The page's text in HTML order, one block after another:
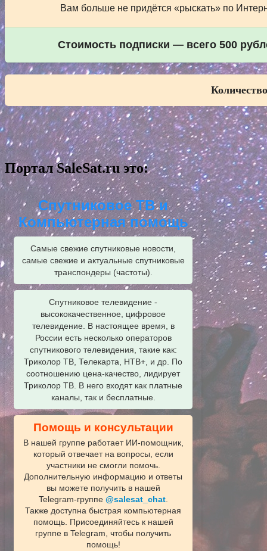
Вам больше не придётся «рыскать» по
Стоимость подписки — всего 500
Портал SaleSat.ru это:
Спутниковое ТВ и
Компьютерная помощь
Самые свежие спутниковые новости,
самые свежие и актуальные спутниковые
транспондеры (частоты).
Спутниковое телевидение -
высококачественное, цифровое
телевидение. В настоящее время, в
России есть несколько операторов
спутникового телевидения, такие как:
Триколор ТВ, Телекарта, НТВ+, и др. По
соотношению цена-качество, лидирует
Триколор ТВ. В него входят как платные
каналы, так и бесплатные.
Помощь и консультации
В нашей группе работает ИИ‑помощник,
который отвечает на вопросы, если
участники не смогли помочь.
Дополнительную информацию и ответы
вы можете получить в нашей
Telegram‑группе @salesat_chat.
Также доступна быстрая компьютерная
помощь. Присоединяйтесь к нашей
группе в Telegram, чтобы получить
помощь!